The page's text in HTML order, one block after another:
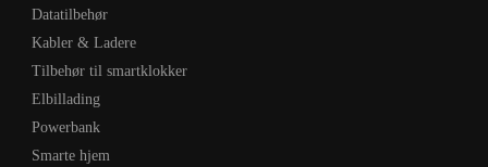
Datatilbehør
Kabler & Ladere
Tilbehør til smartklokker
Elbillading
Powerbank
Smarte hjem